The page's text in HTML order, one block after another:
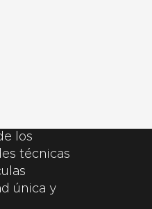
los
técnicas
única y